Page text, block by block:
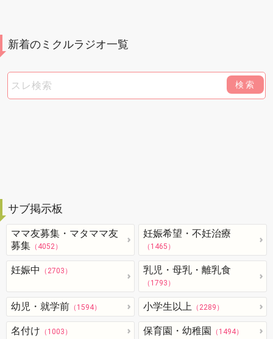
新着のミクルラジオ一覧
検索
サブ掲示板
ママ友募集・マタママ友
募集 （4052）
妊娠希望・不妊治療
（1465）
妊娠中 （2703） 乳児・母乳・離乳食
（1793）
幼児・就学前 （1594） 小学生以上 （2289）
名付け （1003） 保育園・幼稚園 （1494）